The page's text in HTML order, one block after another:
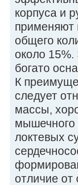
корпуса и
применяют
общего
около
богато
К
следует
массы,
мышечного
локтевых
отличие